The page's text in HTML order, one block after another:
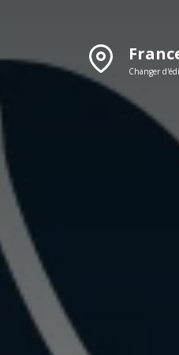
Changer
DÉCOUVRIR NOTRE
ÉDITION PAPIER